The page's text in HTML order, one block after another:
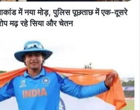
में नया मोड़, पुलिस पूछताछ में एक-दूसरे
मढ़ रहे सिया और चेतन